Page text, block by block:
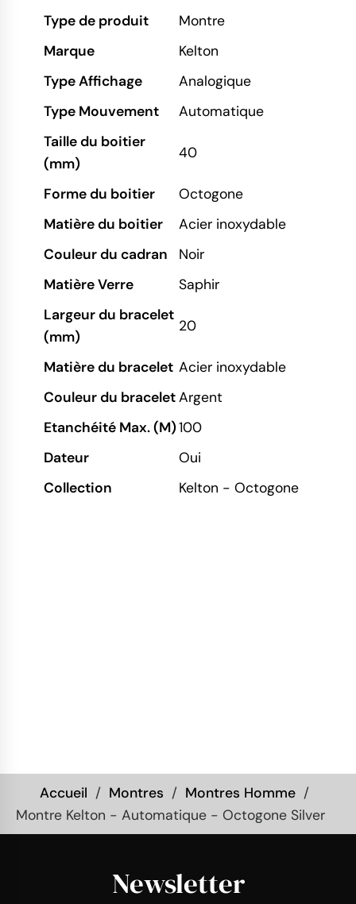
Type de produit
Montre
Marque
Kelton
Type Affichage
Analogique
Type Mouvement
Automatique
Taille du boitier
(mm)
40
Forme du boitier
Octogone
Matière du boitier
Acier inoxydable
Couleur du cadran
Noir
Matière Verre
Saphir
Largeur du bracelet
(mm)
20
Matière du bracelet Acier inoxydable
Couleur du braceletArgent
Etanchéité Max. (M)100
Dateur
Oui
Collection
Kelton - Octogone
Accueil Montres
Montres Homme
Montre Kelton - Automatique - Octogone Silver
Newsletter